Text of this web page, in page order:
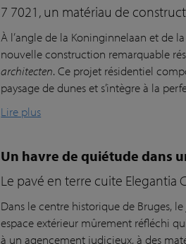
7 7021, un matériau de
À l’angle de la Koninginnelaan et de
nouvelle construction remarquable
architecten. Ce projet résidentiel
paysage de dunes et s’intègre à la
Lire plus
Un havre de quiétude dans
Le pavé en terre cuite
Dans le centre historique de Bruges,
espace extérieur mûrement réfléchi
à un agencement judicieux, à des